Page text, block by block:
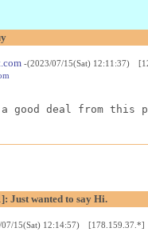
-(2023/07/15(Sat) 12:11:37)
good deal from this
Just wanted to say Hi.
07/15(Sat) 12:14:57) [178.159.37.*]